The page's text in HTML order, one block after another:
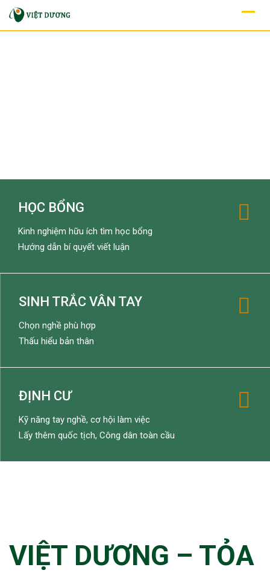
Skip
ĐỌC THÊM
VIỆT DƯƠNG - GIÚP BẠN
HỌC BỔNG
Kinh nghiệm hữu ích tìm học bổng
Hướng dẫn bí quyết viết luận
SINH TRẮC VÂN TAY
Chọn nghề phù hợp
Thấu hiểu bản thân
ĐỊNH CƯ
Kỹ năng tay nghề, cơ hội làm việc
Lấy thêm quốc tịch, Công dân toàn cầu
VIỆT DƯƠNG – TỎA